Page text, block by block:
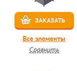
ЗАКАЗАТЬ
Все элементы
Сравнить